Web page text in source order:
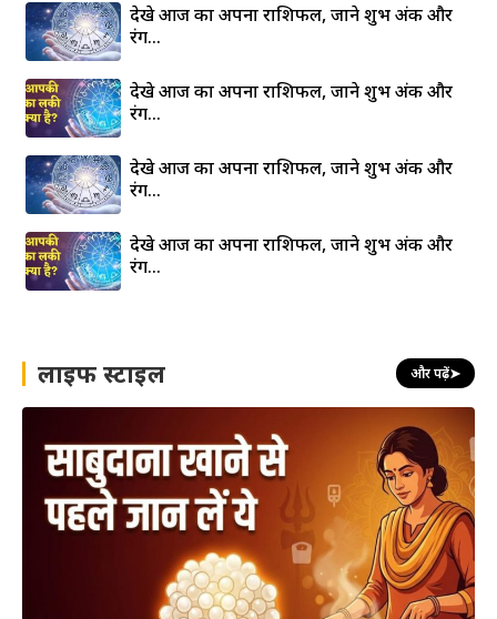
देखे आज का अपना राशिफल, जाने शुभ अंक और
रंग…
देखे आज का अपना राशिफल, जाने शुभ अंक और
रंग…
देखे आज का अपना राशिफल, जाने शुभ अंक और
रंग…
देखे आज का अपना राशिफल, जाने शुभ अंक और
रंग…
लाइफ स्टाइल और पढ़ें➤